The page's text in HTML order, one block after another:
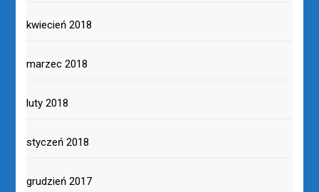
kwiecień 2018
marzec 2018
luty 2018
styczeń 2018
grudzień 2017